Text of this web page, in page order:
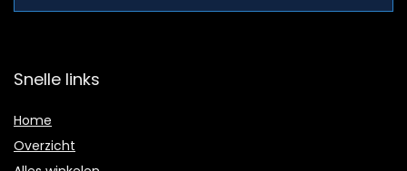
Snelle links
Home
Overzicht